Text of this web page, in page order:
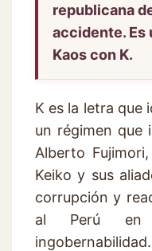
republicana
accidente. Es
Kaos con K.
K es la letra que
un régimen que
Alberto
Keiko y sus
corrupción y
al Perú en
ingobernabilidad.